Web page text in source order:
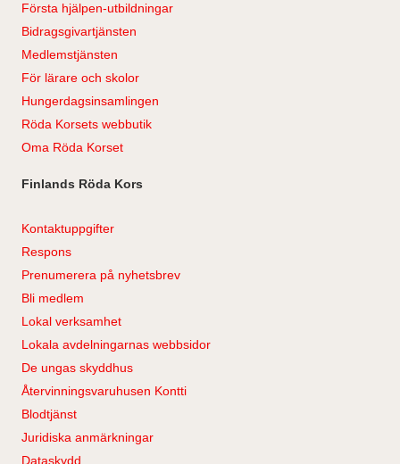
Första hjälpen-utbildningar
Bidragsgivartjänsten
Medlemstjänsten
För lärare och skolor
Hungerdagsinsamlingen
Röda Korsets webbutik
Oma Röda Korset
Finlands Röda Kors
Kontaktuppgifter
Respons
Prenumerera på nyhetsbrev
Bli medlem
Lokal verksamhet
Lokala avdelningarnas webbsidor
De ungas skyddhus
Återvinningsvaruhusen Kontti
Blodtjänst
Juridiska anmärkningar
Dataskydd